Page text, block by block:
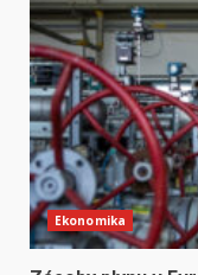
Ekonomika